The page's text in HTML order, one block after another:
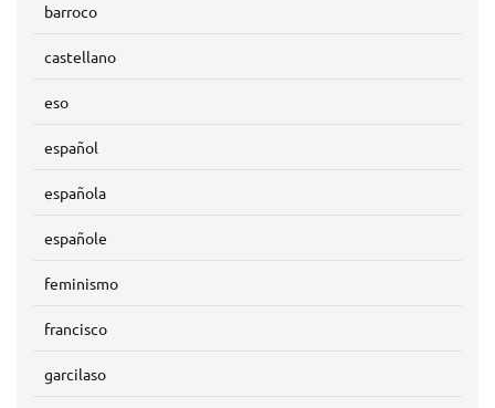
barroco
castellano
eso
español
española
españole
feminismo
francisco
garcilaso